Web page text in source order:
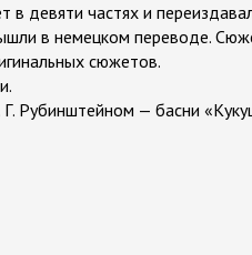
девяти частях и
в немецком переводе.
сюжетов.
Рубинштейном — басни